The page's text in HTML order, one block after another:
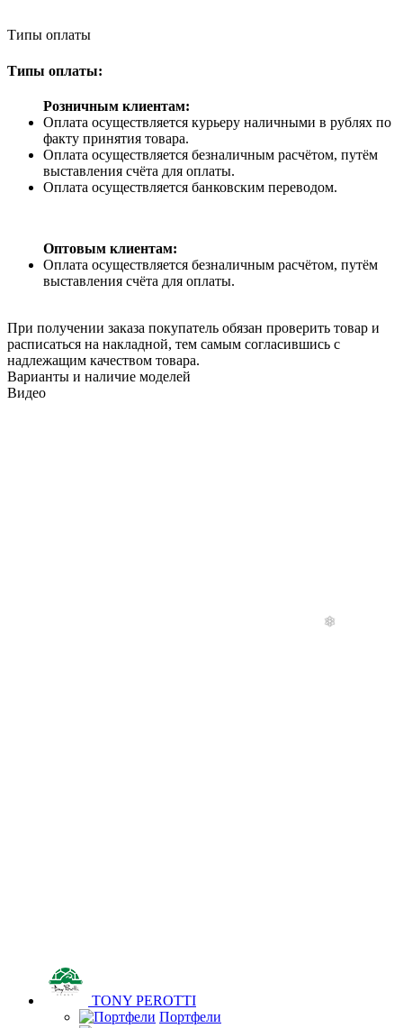
Типы оплаты
Типы оплаты:
Розничным клиентам:
Оплата осуществляется курьеру наличными в рублях по
факту принятия товара.
Оплата осуществляется безналичным расчётом, путём
выставления счёта для оплаты.
Оплата осуществляется банковским переводом.
Оптовым клиентам:
Оплата осуществляется безналичным расчётом, путём
выставления счёта для оплаты.
При получении заказа покупатель обязан проверить товар и
расписаться на накладной, тем самым согласившись с
надлежащим качеством товара.
Варианты и наличие моделей
Видео
TONY PEROTTI
Портфели